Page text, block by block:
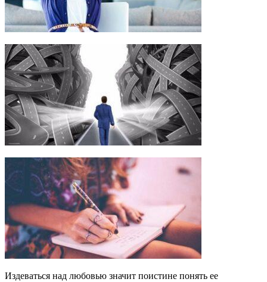
Издеваться над любовью значит поистине понять ее